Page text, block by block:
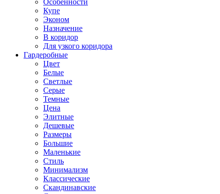
Особенности
Купе
Эконом
Назначение
В коридор
Для узкого коридора
Гардеробные
Цвет
Белые
Светлые
Серые
Темные
Цена
Элитные
Дешевые
Размеры
Большие
Маленькие
Стиль
Минимализм
Классические
Скандинавские